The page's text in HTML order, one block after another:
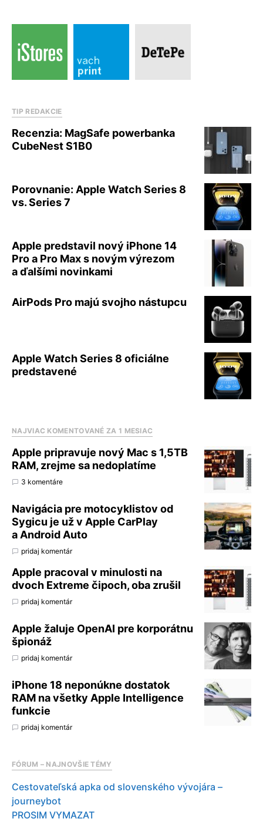
TIP REDAKCIE
Recenzia: MagSafe powerbanka
CubeNest S1B0
Porovnanie: Apple Watch Series 8
vs. Series 7
Apple predstavil nový iPhone 14
Pro a Pro Max s novým výrezom
a ďalšími novinkami
AirPods Pro majú svojho nástupcu
Apple Watch Series 8 oficiálne
predstavené
NAJVIAC KOMENTOVANÉ ZA 1 MESIAC
Apple pripravuje nový Mac s 1,5TB
RAM, zrejme sa nedoplatíme
3 komentáre
Navigácia pre motocyklistov od
Sygicu je už v Apple CarPlay
a Android Auto
pridaj komentár
Apple pracoval v minulosti na
dvoch Extreme čipoch, oba zrušil
pridaj komentár
Apple žaluje OpenAI pre korporátnu
špionáž
pridaj komentár
iPhone 18 neponúkne dostatok
RAM na všetky Apple Intelligence
funkcie
pridaj komentár
FÓRUM – NAJNOVŠIE TÉMY
Cestovateľská apka od slovenského vývojára –
journeybot
PROSIM VYMAZAT